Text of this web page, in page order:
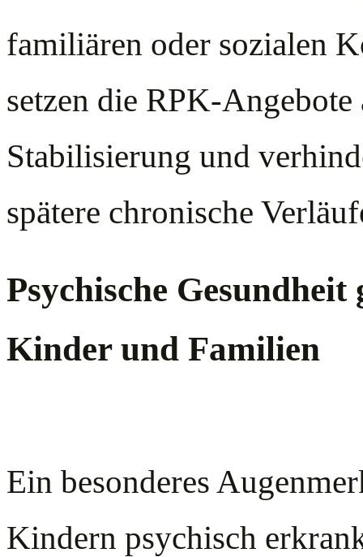
familiären oder sozialen
setzen die RPK-
Stabilisierung und
spätere chronische
Psychische Gesundheit
Kinder und Familien
Ein besonderes
Kindern psychisch